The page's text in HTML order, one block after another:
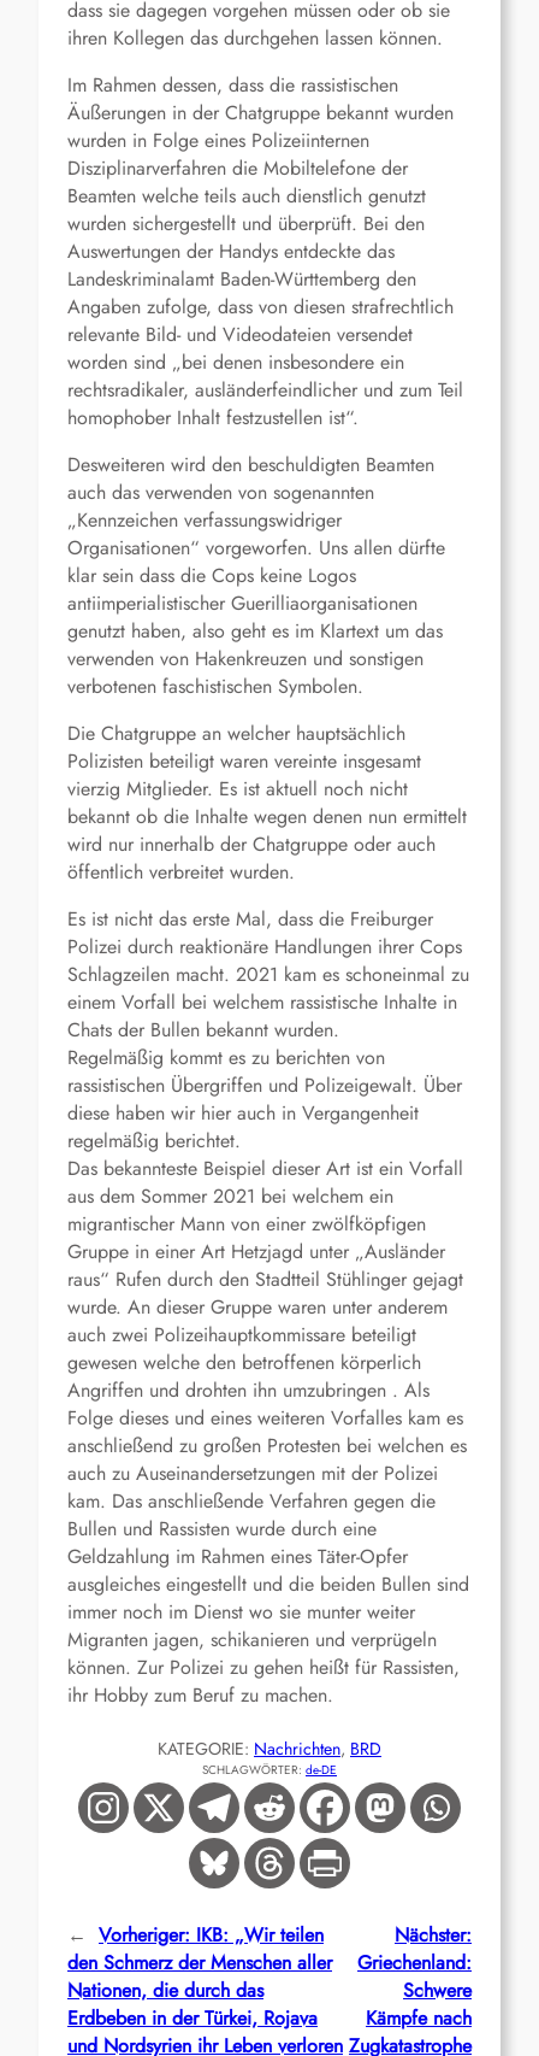
dass sie dagegen vorgehen müssen oder ob sie
ihren Kollegen das durchgehen lassen können.
Im Rahmen dessen, dass die rassistischen
Äußerungen in der Chatgruppe bekannt wurden
wurden in Folge eines Polizeiinternen
Disziplinarverfahren die Mobiltelefone der
Beamten welche teils auch dienstlich genutzt
wurden sichergestellt und überprüft. Bei den
Auswertungen der Handys entdeckte das
Landeskriminalamt Baden-Württemberg den
Angaben zufolge, dass von diesen strafrechtlich
relevante Bild- und Videodateien versendet
worden sind „bei denen insbesondere ein
rechtsradikaler, ausländerfeindlicher und zum Teil
homophober Inhalt festzustellen ist“.
Desweiteren wird den beschuldigten Beamten
auch das verwenden von sogenannten
„Kennzeichen verfassungswidriger
Organisationen“ vorgeworfen. Uns allen dürfte
klar sein dass die Cops keine Logos
antiimperialistischer Guerilliaorganisationen
genutzt haben, also geht es im Klartext um das
verwenden von Hakenkreuzen und sonstigen
verbotenen faschistischen Symbolen.
Die Chatgruppe an welcher hauptsächlich
Polizisten beteiligt waren vereinte insgesamt
vierzig Mitglieder. Es ist aktuell noch nicht
bekannt ob die Inhalte wegen denen nun ermittelt
wird nur innerhalb der Chatgruppe oder auch
öffentlich verbreitet wurden.
Es ist nicht das erste Mal, dass die Freiburger
Polizei durch reaktionäre Handlungen ihrer Cops
Schlagzeilen macht. 2021 kam es schoneinmal zu
einem Vorfall bei welchem rassistische Inhalte in
Chats der Bullen bekannt wurden.
Regelmäßig kommt es zu berichten von
rassistischen Übergriffen und Polizeigewalt. Über
diese haben wir hier auch in Vergangenheit
regelmäßig berichtet.
Das bekannteste Beispiel dieser Art ist ein Vorfall
aus dem Sommer 2021 bei welchem ein
migrantischer Mann von einer zwölfköpfigen
Gruppe in einer Art Hetzjagd unter „Ausländer
raus“ Rufen durch den Stadtteil Stühlinger gejagt
wurde. An dieser Gruppe waren unter anderem
auch zwei Polizeihauptkommissare beteiligt
gewesen welche den betroffenen körperlich
Angriffen und drohten ihn umzubringen . Als
Folge dieses und eines weiteren Vorfalles kam es
anschließend zu großen Protesten bei welchen es
auch zu Auseinandersetzungen mit der Polizei
kam. Das anschließende Verfahren gegen die
Bullen und Rassisten wurde durch eine
Geldzahlung im Rahmen eines Täter-Opfer
ausgleiches eingestellt und die beiden Bullen sind
immer noch im Dienst wo sie munter weiter
Migranten jagen, schikanieren und verprügeln
können. Zur Polizei zu gehen heißt für Rassisten,
ihr Hobby zum Beruf zu machen.
KATEGORIE: Nachrichten, BRD
SCHLAGWÖRTER: de-DE
← Vorheriger: IKB: „Wir teilen
den Schmerz der Menschen aller
Nationen, die durch das
Erdbeben in der Türkei, Rojava
und Nordsyrien ihr Leben verloren
Nächster:
Griechenland:
Schwere
Kämpfe nach
Zugkatastrophe